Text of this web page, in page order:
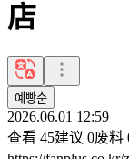
店
예빵순
2026.06.01 12:59
查看 45建议 0废料